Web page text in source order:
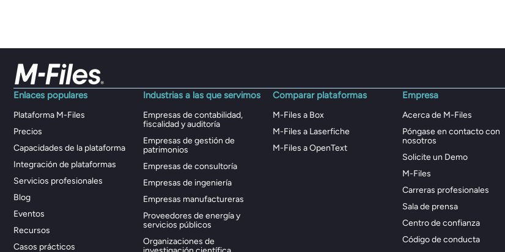
Enlaces populares
Plataforma M-Files
Precios
Capacidades de la plataforma
Integración de plataformas
Servicios profesionales
Blog
Eventos
Recursos
Casos prácticos
Industrias a las que servimos
Empresas de contabilidad,
fiscalidad y auditoría
Empresas de gestión de
patrimonios
Empresas de consultoría
Empresas de ingeniería
Empresas manufactureras
Proveedores de energía y
servicios públicos
Organizaciones de
Comparar plataformas
M-Files a Box
M-Files a Laserfiche
M-Files a OpenText
Empresa
Acerca de M-Files
Póngase en contacto con
nosotros
Solicite un Demo
M-Files
Carreras profesionales
Sala de prensa
Centro de confianza
Código de conducta